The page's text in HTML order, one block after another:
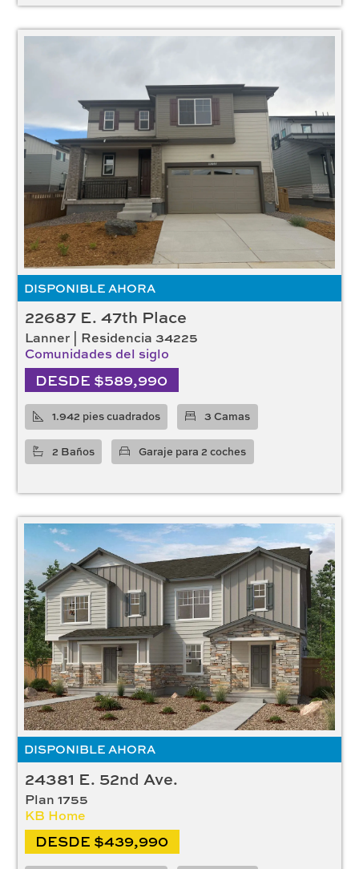
DISPONIBLE AHORA
22687 E. 47th Place
Lanner | Residencia 34225
Comunidades del siglo
DESDE $589,990
1.942 pies cuadrados 3 Camas
2 Baños Garaje para 2 coches
DISPONIBLE AHORA
24381 E. 52nd Ave.
Plan 1755
KB Home
DESDE $439,990